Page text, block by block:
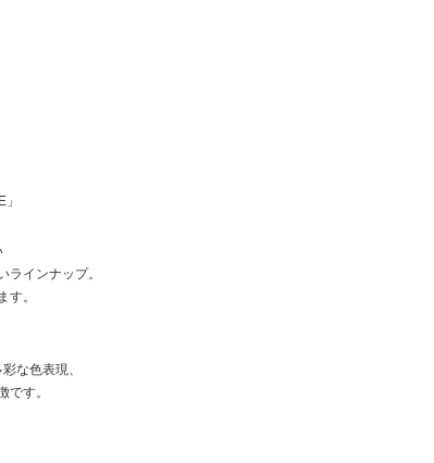
インナップ。
す。
な色表現、
す。